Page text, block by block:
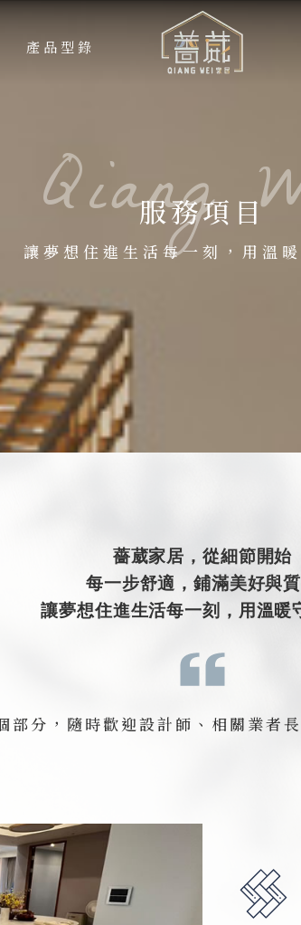
產品型錄
服務項目
薔葳家居，從細節開始
每一步舒適，鋪滿美好與
讓夢想住進生活每一刻，用溫暖
部分，隨時歡迎設計師、相關業者